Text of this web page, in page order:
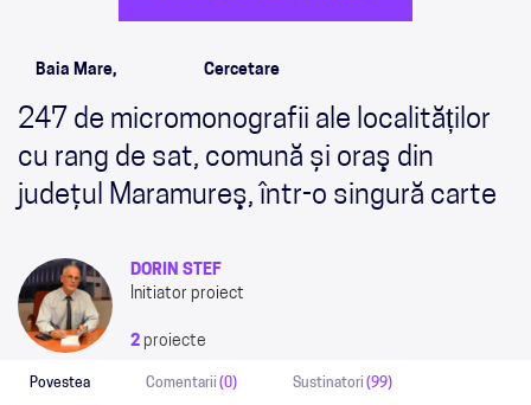
Baia Mare, Cercetare
247 de micromonografii ale localităților
cu rang de sat, comună și oraş din
judeţul Maramureş, într-o singură carte
DORIN STEF
Initiator proiect
2 proiecte
Povestea Comentarii (0) Sustinatori (99)